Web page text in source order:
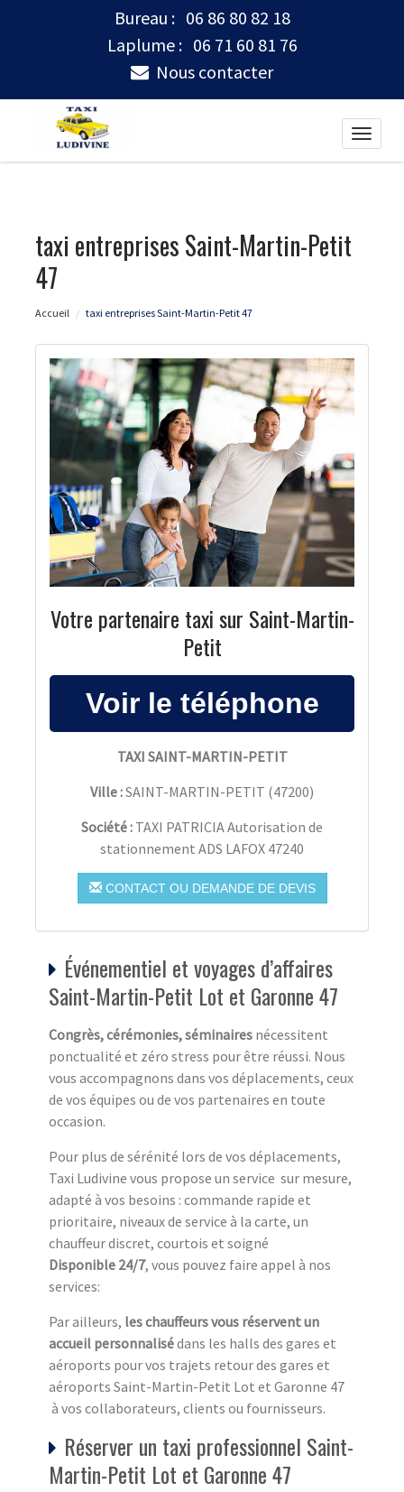
Bureau : 06 86 80 82 18
Laplume : 06 71 60 81 76
Nous contacter
Toggle
taxi entreprises Saint-Martin-Petit
47
Accueil taxi entreprises Saint-Martin-Petit 47
Votre partenaire taxi sur Saint-Martin-
Petit
TAXI SAINT-MARTIN-PETIT
Ville :SAINT-MARTIN-PETIT (47200)
Société : TAXI PATRICIA Autorisation de
stationnement ADS LAFOX 47240
CONTACT OU DEMANDE DE DEVIS
Événementiel et voyages d’affaires
Saint-Martin-Petit Lot et Garonne 47
Congrès, cérémonies, séminaires nécessitent
ponctualité et zéro stress pour être réussi. Nous
vous accompagnons dans vos déplacements, ceux
de vos équipes ou de vos partenaires en toute
occasion.
Pour plus de sérénité lors de vos déplacements,
Taxi Ludivine vous propose un service sur mesure,
adapté à vos besoins : commande rapide et
prioritaire, niveaux de service à la carte, un
chauffeur discret, courtois et soigné
Disponible 24/7, vous pouvez faire appel à nos
services:
Par ailleurs, les chauffeurs vous réservent un
accueil personnalisédans les halls des gares et
aéroports pour vos trajets retour des gares et
aéroports Saint-Martin-Petit Lot et Garonne 47
à vos collaborateurs, clients ou fournisseurs.
Réserver un taxi professionnel Saint-
Martin-Petit Lot et Garonne 47